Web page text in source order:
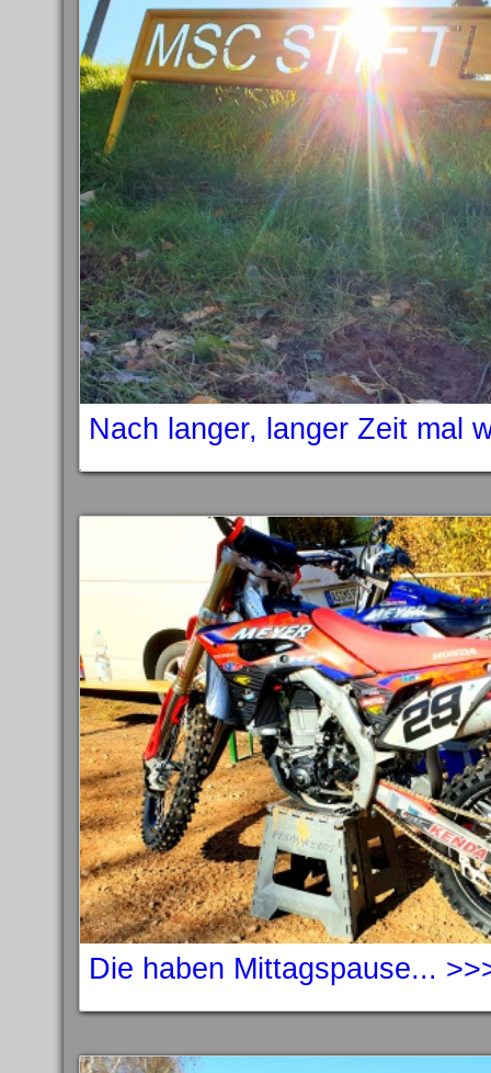
Nach langer, langer Zeit mal
Die haben Mittagspause...